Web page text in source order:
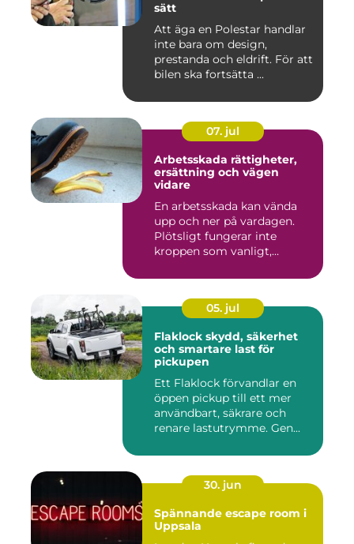
sätt
Att äga en Polestar handlar
inte bara om design,
prestanda och eldrift. För att
bilen ska fortsätta ...
07. jul
Arbetsskada rättigheter,
ersättning och vägen
vidare
En arbetsskada kan vända
upp och ner på vardagen.
Plötsligt fungerar inte
kroppen som vanligt,
05. jul
Flaklock skydd, säkerhet
och smartare last för
pickupen
Ett Flaklock förvandlar en
öppen pickup till ett mer
användbart, säkrare och
renare lastutrymme. Gen...
30. jun
Spännande escape room i
Uppsala